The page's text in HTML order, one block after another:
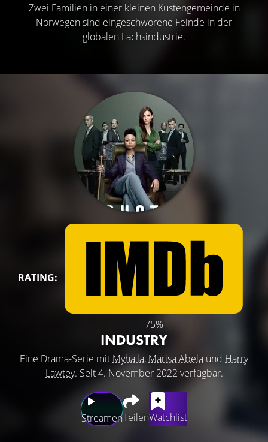
Zwei Familien in einer kleinen Küstengemeinde in
Norwegen sind eingeschworene Feinde in der
globalen Lachsindustrie.
RATING:
75%
INDUSTRY
Eine Drama-Serie mit Myha'la, Marisa Abela und Harry
Lawtey. Seit 4. November 2022 verfügbar.
StreamenTeilenWatchlist